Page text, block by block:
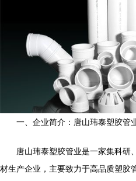
一、企业简介：唐山玮泰塑胶管
唐山玮泰塑胶管业是一家集科研
材生产企业，主要致力于高品质塑胶